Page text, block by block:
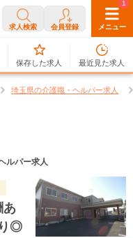
求人検索 会員登録 メニュー
0
保存した求人
1
最近見た求人
埼玉県の介護職・ヘルパー求人
ルパー求人
あ
◎